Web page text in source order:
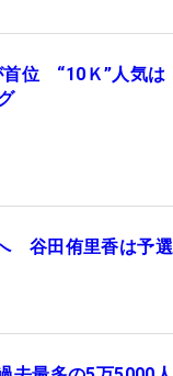
首位 “10Ｋ”人気は
谷田侑里香は予選